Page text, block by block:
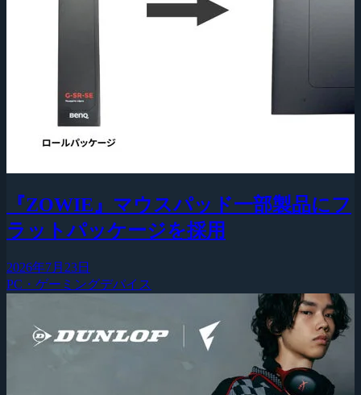
『ZOWIE』マウスパッド一部製品にフ
ラットパッケージを採用
2026年7月23日
PC・ゲーミングデバイス